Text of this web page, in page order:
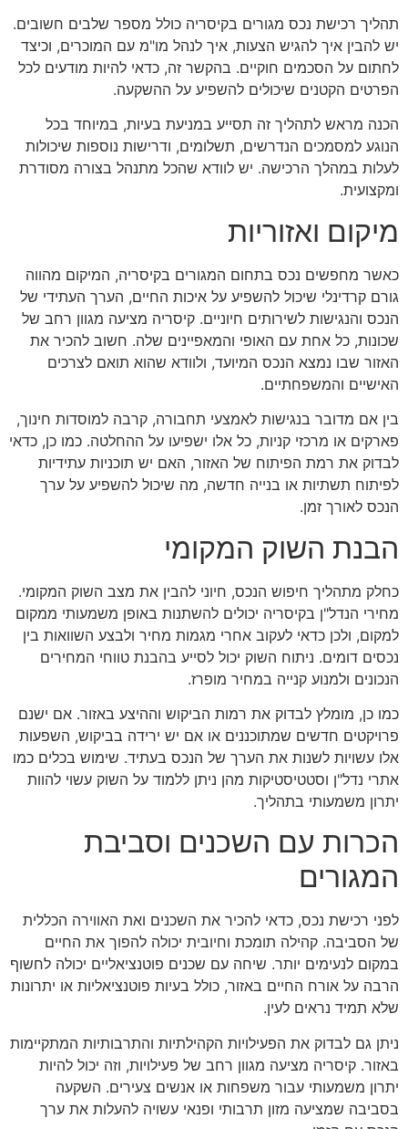
תהליך רכישת נכס מגורים בקיסריה כולל מספר שלבים חשובים.
יש להבין איך להגיש הצעות, איך לנהל מו"מ עם המוכרים, וכיצד
לחתום על הסכמים חוקיים. בהקשר זה, כדאי להיות מודעים לכל
הפרטים הקטנים שיכולים להשפיע על ההשקעה.
הכנה מראש לתהליך זה תסייע במניעת בעיות, במיוחד בכל
הנוגע למסמכים הנדרשים, תשלומים, ודרישות נוספות שיכולות
לעלות במהלך הרכישה. יש לוודא שהכל מתנהל בצורה מסודרת
ומקצועית.
מיקום ואזוריות
כאשר מחפשים נכס בתחום המגורים בקיסריה, המיקום מהווה
גורם קרדינלי שיכול להשפיע על איכות החיים, הערך העתידי של
הנכס והנגישות לשירותים חיוניים. קיסריה מציעה מגוון רחב של
שכונות, כל אחת עם האופי והמאפיינים שלה. חשוב להכיר את
האזור שבו נמצא הנכס המיועד, ולוודא שהוא תואם לצרכים
האישיים והמשפחתיים.
בין אם מדובר בנגישות לאמצעי תחבורה, קרבה למוסדות חינוך,
פארקים או מרכזי קניות, כל אלו ישפיעו על ההחלטה. כמו כן, כדאי
לבדוק את רמת הפיתוח של האזור, האם יש תוכניות עתידיות
לפיתוח תשתיות או בנייה חדשה, מה שיכול להשפיע על ערך
הנכס לאורך זמן.
הבנת השוק המקומי
כחלק מתהליך חיפוש הנכס, חיוני להבין את מצב השוק המקומי.
מחירי הנדל"ן בקיסריה יכולים להשתנות באופן משמעותי ממקום
למקום, ולכן כדאי לעקוב אחרי מגמות מחיר ולבצע השוואות בין
נכסים דומים. ניתוח השוק יכול לסייע בהבנת טווחי המחירים
הנכונים ולמנוע קנייה במחיר מופרז.
כמו כן, מומלץ לבדוק את רמות הביקוש וההיצע באזור. אם ישנם
פרויקטים חדשים שמתוכננים או אם יש ירידה בביקוש, השפעות
אלו עשויות לשנות את הערך של הנכס בעתיד. שימוש בכלים כמו
אתרי נדל"ן וסטטיסטיקות מהן ניתן ללמוד על השוק עשוי להוות
יתרון משמעותי בתהליך.
הכרות עם השכנים וסביבת
המגורים
לפני רכישת נכס, כדאי להכיר את השכנים ואת האווירה הכללית
של הסביבה. קהילה תומכת וחיובית יכולה להפוך את החיים
במקום לנעימים יותר. שיחה עם שכנים פוטנציאליים יכולה לחשוף
הרבה על אורח החיים באזור, כולל בעיות פוטנציאליות או יתרונות
שלא תמיד נראים לעין.
ניתן גם לבדוק את הפעילויות הקהילתיות והתרבותיות המתקיימות
באזור. קיסריה מציעה מגוון רחב של פעילויות, וזה יכול להיות
יתרון משמעותי עבור משפחות או אנשים צעירים. השקעה
בסביבה שמציעה מזון תרבותי ופנאי עשויה להעלות את ערך